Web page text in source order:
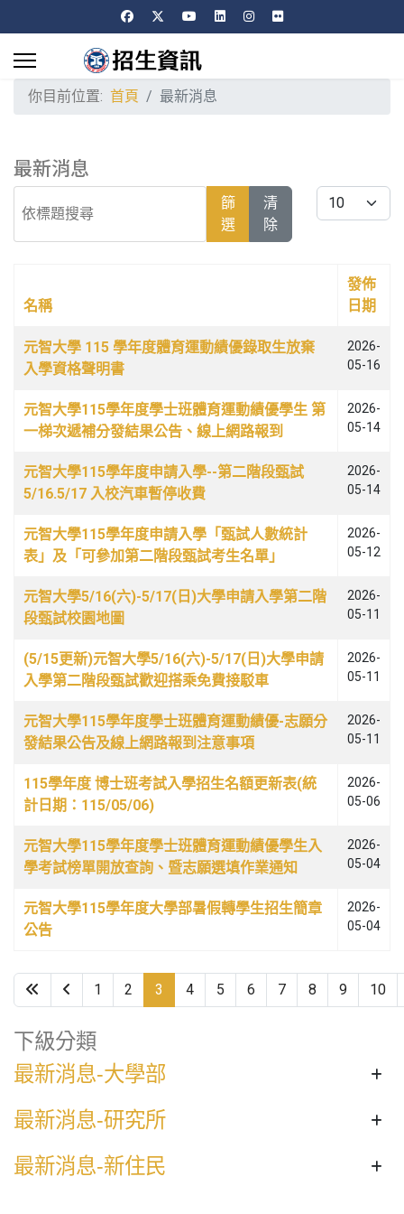
你目前位置: 首頁 最新消息
最新消息
篩
選
清
除
每頁顯示條數
文章列表
名稱
發佈
日期
元智大學 115 學年度體育運動績優錄取生放棄
入學資格聲明書
2026-
05-16
元智大學115學年度學士班體育運動績優學生 第
一梯次遞補分發結果公告、線上網路報到
2026-
05-14
元智大學115學年度申請入學--第二階段甄試
5/16.5/17 入校汽車暫停收費
2026-
05-14
元智大學115學年度申請入學「甄試人數統計
表」及「可參加第二階段甄試考生名單」
2026-
05-12
元智大學5/16(六)-5/17(日)大學申請入學第二階
段甄試校園地圖
2026-
05-11
(5/15更新)元智大學5/16(六)-5/17(日)大學申請
入學第二階段甄試歡迎搭乘免費接駁車
2026-
05-11
元智大學115學年度學士班體育運動績優-志願分
發結果公告及線上網路報到注意事項
2026-
05-11
115學年度 博士班考試入學招生名額更新表(統
計日期：115/05/06)
2026-
05-06
元智大學115學年度學士班體育運動績優學生入
學考試榜單開放查詢、暨志願選填作業通知
2026-
05-04
元智大學115學年度大學部暑假轉學生招生簡章
公告
2026-
05-04
第 3 頁，共 10 頁
1 2 3 4 5 6 7 8 9 10
下級分類
最新消息-大學部
最新消息-研究所
最新消息-新住民